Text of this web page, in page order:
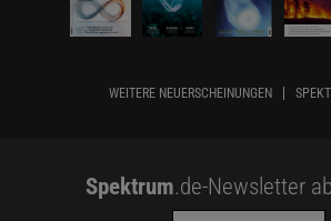
WEITERE NEUERSCHEINUNGEN
Spektrum.de-Newsletter